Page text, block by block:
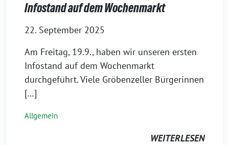
Infostand auf dem Wochenmarkt
22. September 2025
Am Freitag, 19.9., haben wir unseren ersten
Infostand auf dem Wochenmarkt
durchgeführt. Viele Gröbenzeller Bürgerinnen
[…]
Allgemein
WEITERLESEN